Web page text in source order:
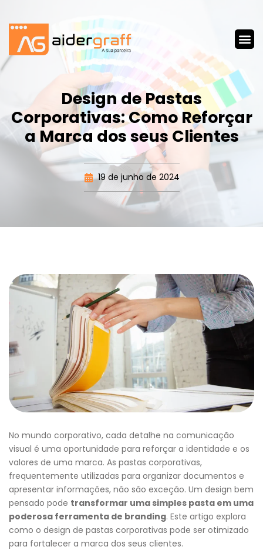
Design de Pastas
Corporativas: Como Reforçar
a Marca dos seus Clientes
19 de junho de 2024
No mundo corporativo, cada detalhe na comunicação
visual é uma oportunidade para reforçar a identidade e os
valores de uma marca. As pastas corporativas,
frequentemente utilizadas para organizar documentos e
apresentar informações, não são exceção. Um design bem
pensado pode transformar uma simples pasta em uma
poderosa ferramenta de branding. Este artigo explora
como o design de pastas corporativas pode ser otimizado
para fortalecer a marca dos seus clientes.